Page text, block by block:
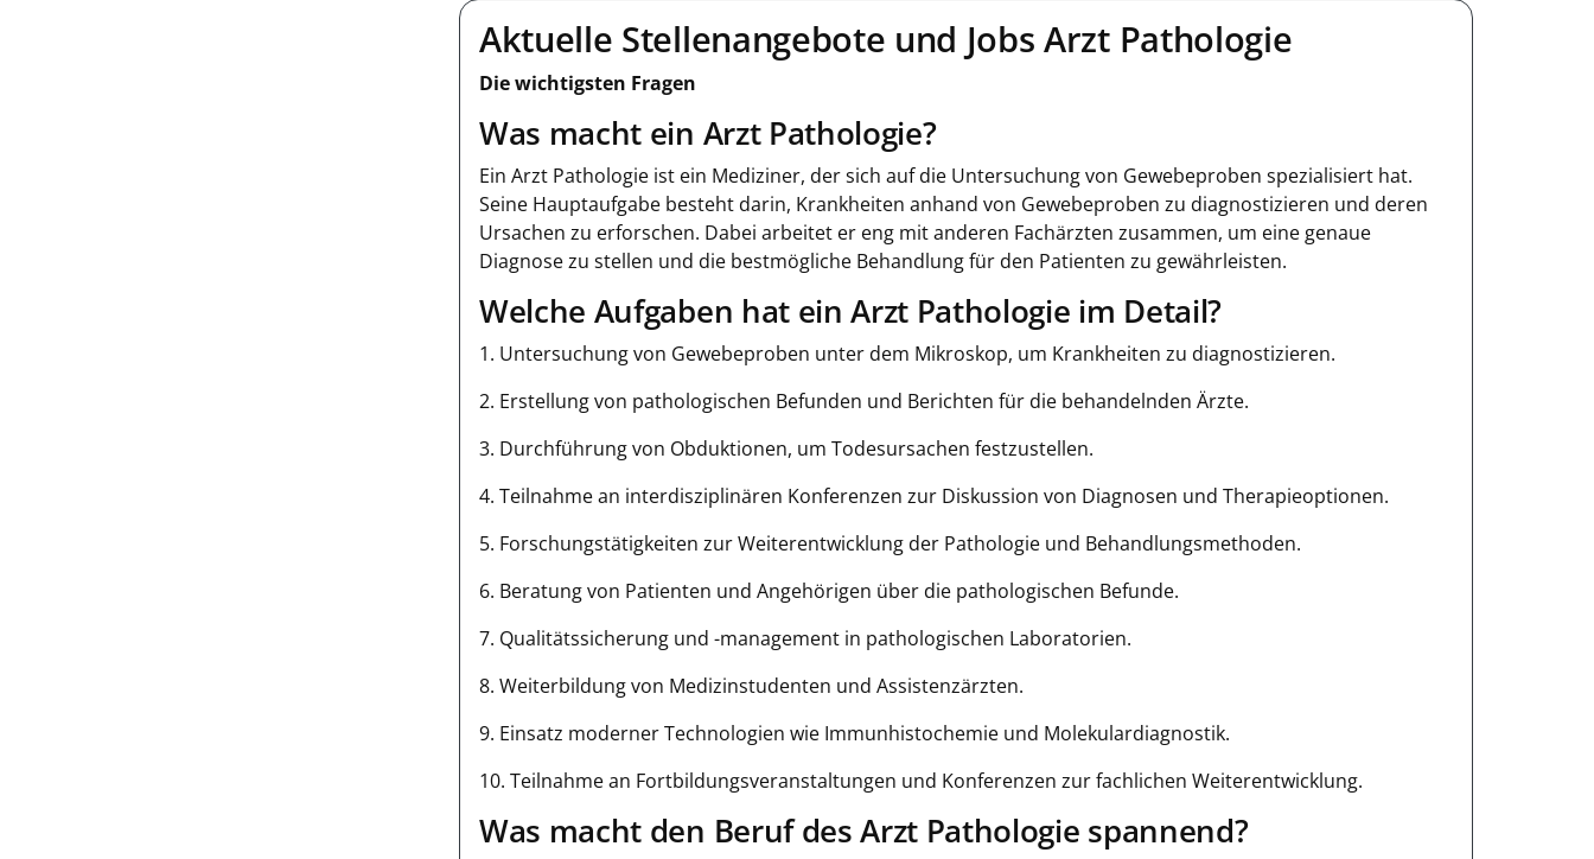
Aktuelle Stellenangebote und Jobs Arzt Pathologie
Die wichtigsten Fragen
Was macht ein Arzt Pathologie?
Ein Arzt Pathologie ist ein Mediziner, der sich auf die Untersuchung von Gewebeproben spezialisiert hat.
Seine Hauptaufgabe besteht darin, Krankheiten anhand von Gewebeproben zu diagnostizieren und deren
Ursachen zu erforschen. Dabei arbeitet er eng mit anderen Fachärzten zusammen, um eine genaue
Diagnose zu stellen und die bestmögliche Behandlung für den Patienten zu gewährleisten.
Welche Aufgaben hat ein Arzt Pathologie im Detail?
1. Untersuchung von Gewebeproben unter dem Mikroskop, um Krankheiten zu diagnostizieren.
2. Erstellung von pathologischen Befunden und Berichten für die behandelnden Ärzte.
3. Durchführung von Obduktionen, um Todesursachen festzustellen.
4. Teilnahme an interdisziplinären Konferenzen zur Diskussion von Diagnosen und Therapieoptionen.
5. Forschungstätigkeiten zur Weiterentwicklung der Pathologie und Behandlungsmethoden.
6. Beratung von Patienten und Angehörigen über die pathologischen Befunde.
7. Qualitätssicherung und -management in pathologischen Laboratorien.
8. Weiterbildung von Medizinstudenten und Assistenzärzten.
9. Einsatz moderner Technologien wie Immunhistochemie und Molekulardiagnostik.
10. Teilnahme an Fortbildungsveranstaltungen und Konferenzen zur fachlichen Weiterentwicklung.
Was macht den Beruf des Arzt Pathologie spannend?